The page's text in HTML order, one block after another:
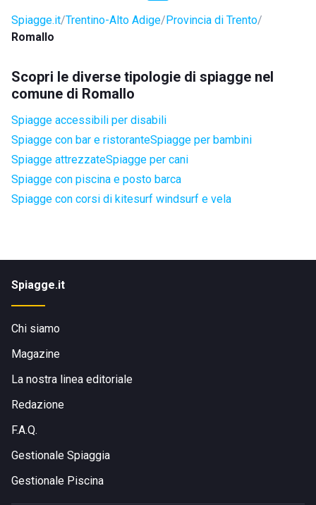
Spiagge.it Trentino-Alto Adige Provincia di Trento
Romallo
Scopri le diverse tipologie di spiagge nel
comune di Romallo
Spiagge accessibili per disabili
Spiagge con bar e ristoranteSpiagge per bambini
Spiagge attrezzateSpiagge per cani
Spiagge con piscina e posto barca
Spiagge con corsi di kitesurf windsurf e vela
Spiagge.it
Chi siamo
Magazine
La nostra linea editoriale
Redazione
F.A.Q.
Gestionale Spiaggia
Gestionale Piscina